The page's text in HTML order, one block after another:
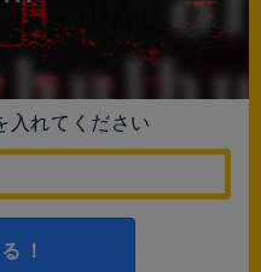
入れてください
！